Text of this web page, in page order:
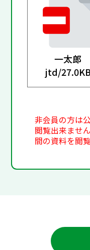
一太郎
jtd/27.0KB
非会員の方は
閲覧出来ませ
間の資料を閲